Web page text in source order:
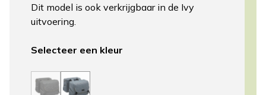
Dit model is ook verkrijgbaar in de Ivy
uitvoering.
Selecteer een kleur